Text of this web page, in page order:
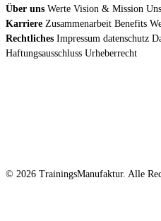
Über uns Werte Vision & Mission
Karriere Zusammenarbeit Benefits
Rechtliches Impressum datenschutz
Haftungsausschluss Urheberrecht
© 2026 TrainingsManufaktur. Alle